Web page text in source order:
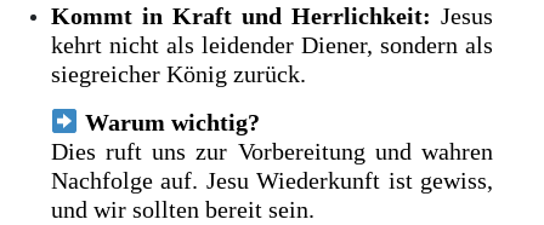
Kommt in Kraft und Herrlichkeit: Jesus
kehrt nicht als leidender Diener, sondern als
siegreicher König zurück.
Warum wichtig?
Dies ruft uns zur Vorbereitung und wahren
Nachfolge auf. Jesu Wiederkunft ist gewiss,
und wir sollten bereit sein.